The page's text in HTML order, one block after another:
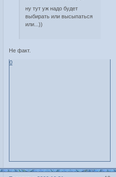
ну тут уж надо будет
выбирать или высыпаться
или...))
Не факт.
0